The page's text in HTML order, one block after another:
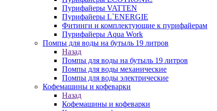
Пурифайеры VATTEN
Пурифайеры L`ENERGIE
Фитинги и комплектующие к пурифайерам
Пурифайеры Aqua Work
Помпы для воды на бутыль 19 литров
Назад
Помпы для воды на бутыль 19 литров
Помпы для воды механические
Помпы для воды электрические
Кофемашины и кофеварки
Назад
Кофемашины и кофеварки